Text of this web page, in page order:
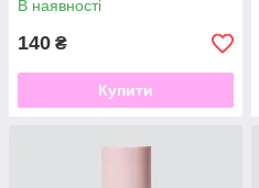
В наявності
140 ₴
Купити